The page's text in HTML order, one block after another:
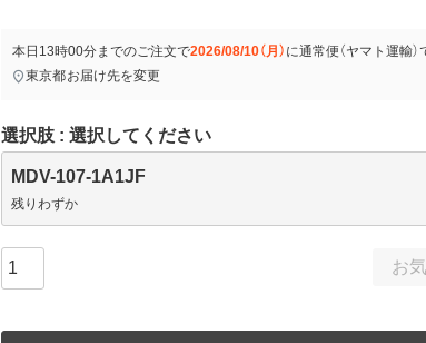
本日 13時00分までのご注文で2026/08/10（月） に通常便（ヤマト運輸）
東京都お届け先を変更
選択肢 選択してください
MDV-107-1A1JF
残りわずか
お